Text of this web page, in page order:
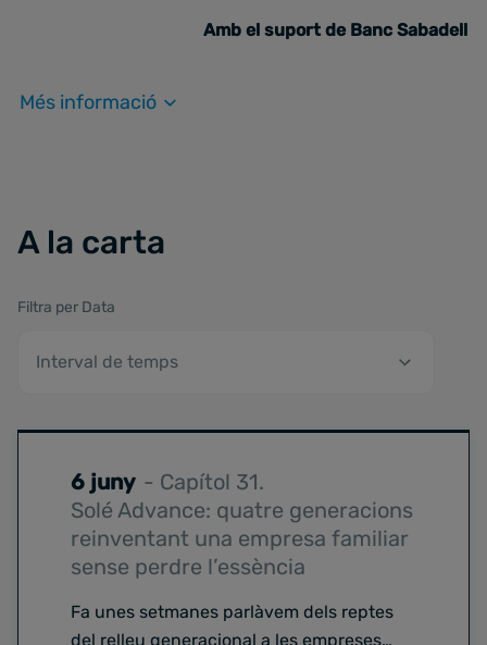
Amb el suport de Banc Sabadell
Més informació
A la carta
6 juny - Capítol 31.
Solé Advance: quatre generacions
reinventant una empresa familiar
sense perdre l’essència
Fa unes setmanes parlàvem dels reptes
del relleu generacional a les empreses
Filtra per Data